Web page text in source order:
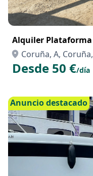
Alquiler Plataforma
Coruña, A,
Desde 50 €/día
Anuncio destacado